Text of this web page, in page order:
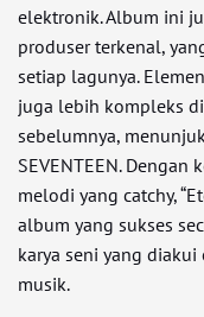
elektronik. Album ini
produser terkenal,
setiap lagunya.
juga lebih kompleks
sebelumnya,
SEVENTEEN.
melodi yang catchy,
album yang sukses
karya seni yang
musik.